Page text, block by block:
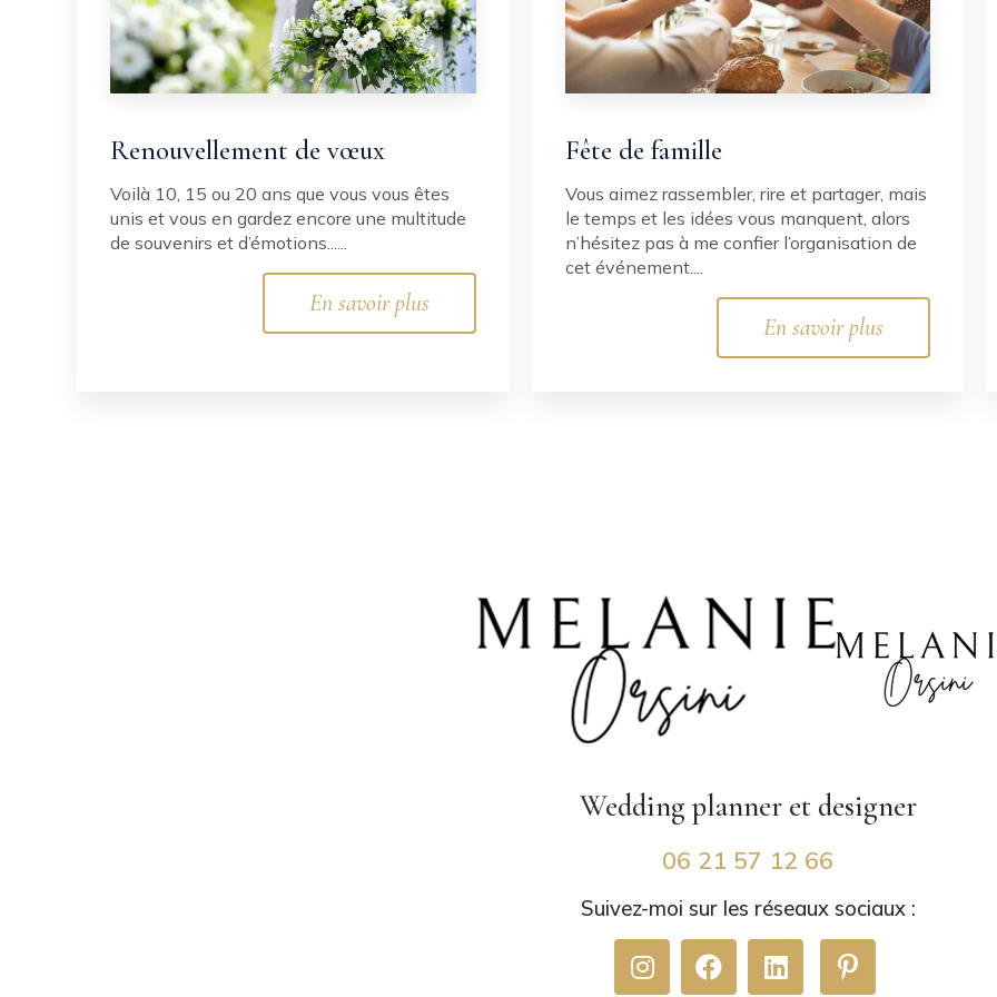
Renouvellement de vœux
Voilà 10, 15 ou 20 ans que vous vous êtes
unis et vous en gardez encore une multitude
de souvenirs et d’émotions......
En savoir plus
Fête de famille
Vous aimez rassembler, rire et partager, mais
le temps et les idées vous manquent, alors
n’hésitez pas à me confier l’organisation de
cet événement....
En savoir plus
Wedding planneret designer
06 21 57 12 66
Suivez-moi sur les réseaux sociaux :